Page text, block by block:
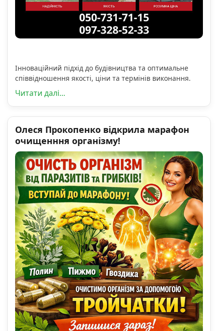
Інноваційний підхід до будівництва та оптимальне
співвідношення якості, ціни та термінів виконання.
Читати далі...
Олеся Прокопенко відкрила марафон
очищенння організму!